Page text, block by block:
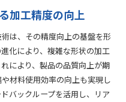
加工精度の向上
は、その精度向上の基盤を形
化により、複雑な形状の加工
により、製品の品質向上が期
材料使用効率の向上も実現し
バックループを活用し、リア